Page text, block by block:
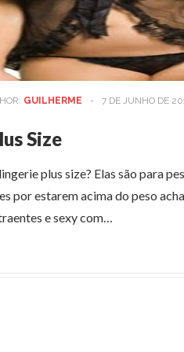
GUILHERME - 7 DE JUNHO DE
Size
plus size? Elas são para
por estarem acima do peso
e sexy com…